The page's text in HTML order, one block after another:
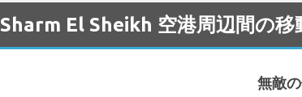
Sharm El Sheikh 空港周辺間の移
無敵